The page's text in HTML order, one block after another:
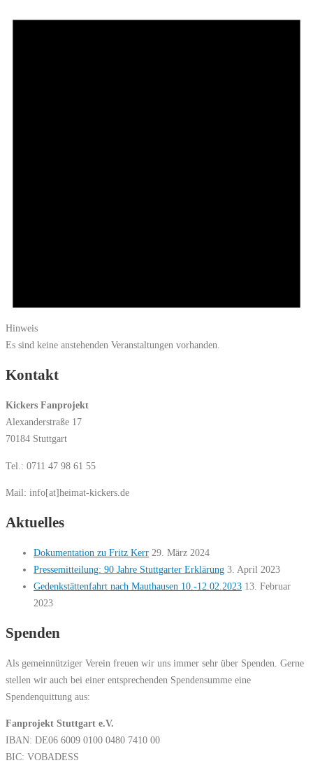
Hinweis
Es sind keine anstehenden Veranstaltungen vorhanden.
Kontakt
Kickers Fanprojekt
Alexanderstraße 17
70184 Stuttgart
Tel.: 0711 47 98 61 55
Mail: info[at]heimat-kickers.de
Aktuelles
Dokumentation zu Fritz Kerr 29. März 2024
Pressemitteilung: 90 Jahre Stuttgarter Erklärung 3. April 2023
Gedenkstättenfahrt nach Mauthausen 10.-12.02.2023 13. Februar
2023
Spenden
Als gemeinnütziger Verein freuen wir uns immer sehr über Spenden. Gerne
stellen wir auch bei einer entsprechenden Spendensumme eine
Spendenquittung aus:
Fanprojekt Stuttgart e.V.
IBAN: DE06 6009 0100 0480 7410 00
BIC: VOBADESS